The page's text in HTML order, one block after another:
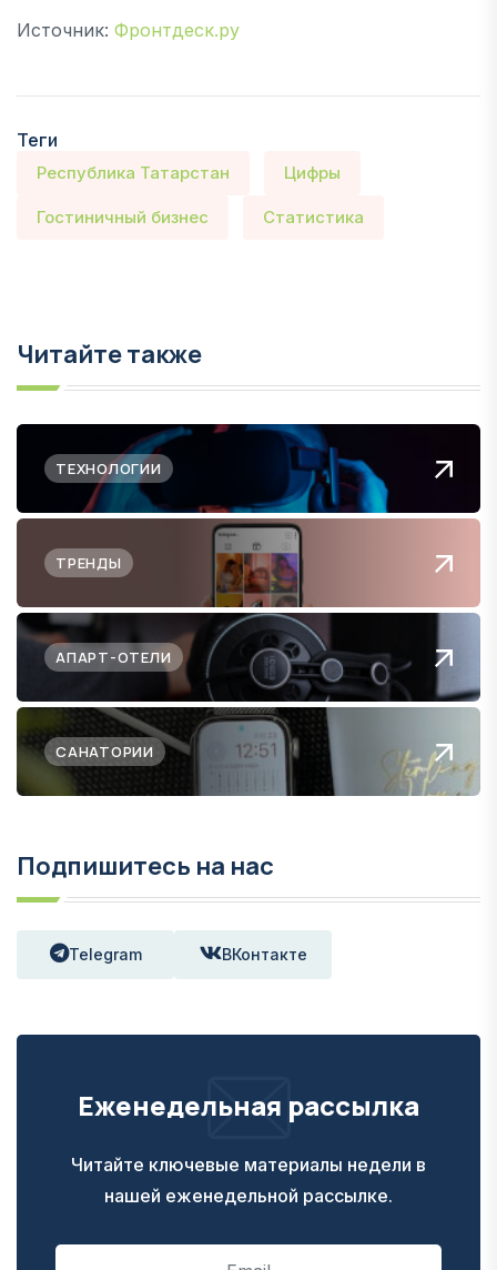
Источник: Фронтдеск.ру
Теги
Республика Татарстан Цифры
Гостиничный бизнес Статистика
Читайте также
ТЕХНОЛОГИИ
ТРЕНДЫ
АПАРТ-ОТЕЛИ
САНАТОРИИ
Подпишитесь на нас
Telegram ВКонтакте
Еженедельная рассылка
Читайте ключевые материалы недели в
нашей еженедельной рассылке.